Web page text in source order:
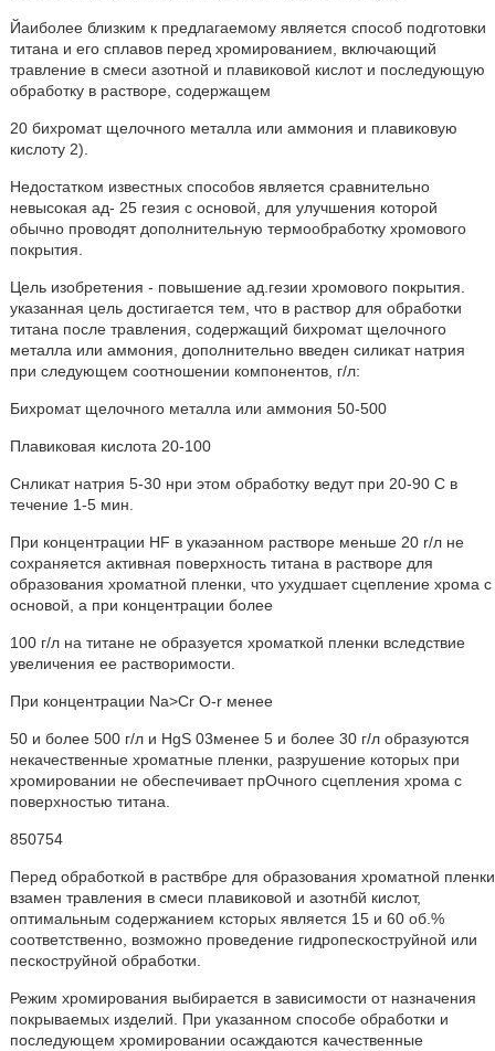
Йаиболее близким к предлагаемому является способ подготовки
титана и его сплавов перед хромированием, включающий
травление в смеси азотной и плавиковой кислот и последующую
обработку в растворе, содержащем
20 бихромат щелочного металла или аммония и плавиковую
кислоту 2).
Недостатком известных способов является сравнительно
невысокая ад- 25 гезия с основой, для улучшения которой
обычно проводят дополнительную термообработку хромового
покрытия.
Цель изобретения - повышение ад.гезии хромового покрытия.
указанная цель достигается тем, что в раствор для обработки
титана после травления, содержащий бихромат щелочного
металла или аммония, дополнительно введен силикат натрия
при следующем соотношении компонентов, г/л:
Бихромат щелочного металла или аммония 50-500
Плавиковая кислота 20-100
Снликат натрия 5-30 нри этом обработку ведут при 20-90 С в
течение 1-5 мин.
При концентрации HF в укаэанном растворе меньше 20 r/л не
сохраняется активная поверхность титана в растворе для
образования хроматной пленки, что ухудшает сцепление хрома с
основой, а при концентрации более
100 г/л на титане не образуется хроматкой пленки вследствие
увеличения ее растворимости.
При концентрации Na>Cr O-r менее
50 и более 500 г/л и HgS 03менее 5 и более 30 г/л образуются
некачественные хроматные пленки, разрушение которых при
хромировании не обеспечивает прОчного сцепления хрома с
поверхностью титана.
850754
Перед обработкой в раствбре для образования хроматной пленки
взамен травления в смеси плавиковой и азотнбй кислот,
оптимальным содержанием ксторых является 15 и 60 об.%
соответственно, возможно проведение гидропескоструйной или
пескоструйной обработки.
Режим хромирования выбирается в зависимости от назначения
покрываемых изделий. При указанном способе обработки и
последующем хромировании осаждаются качественные